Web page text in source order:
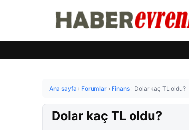
Ana sayfa › Forumlar › Finans › Dolar kaç TL oldu?
Dolar kaç TL oldu?